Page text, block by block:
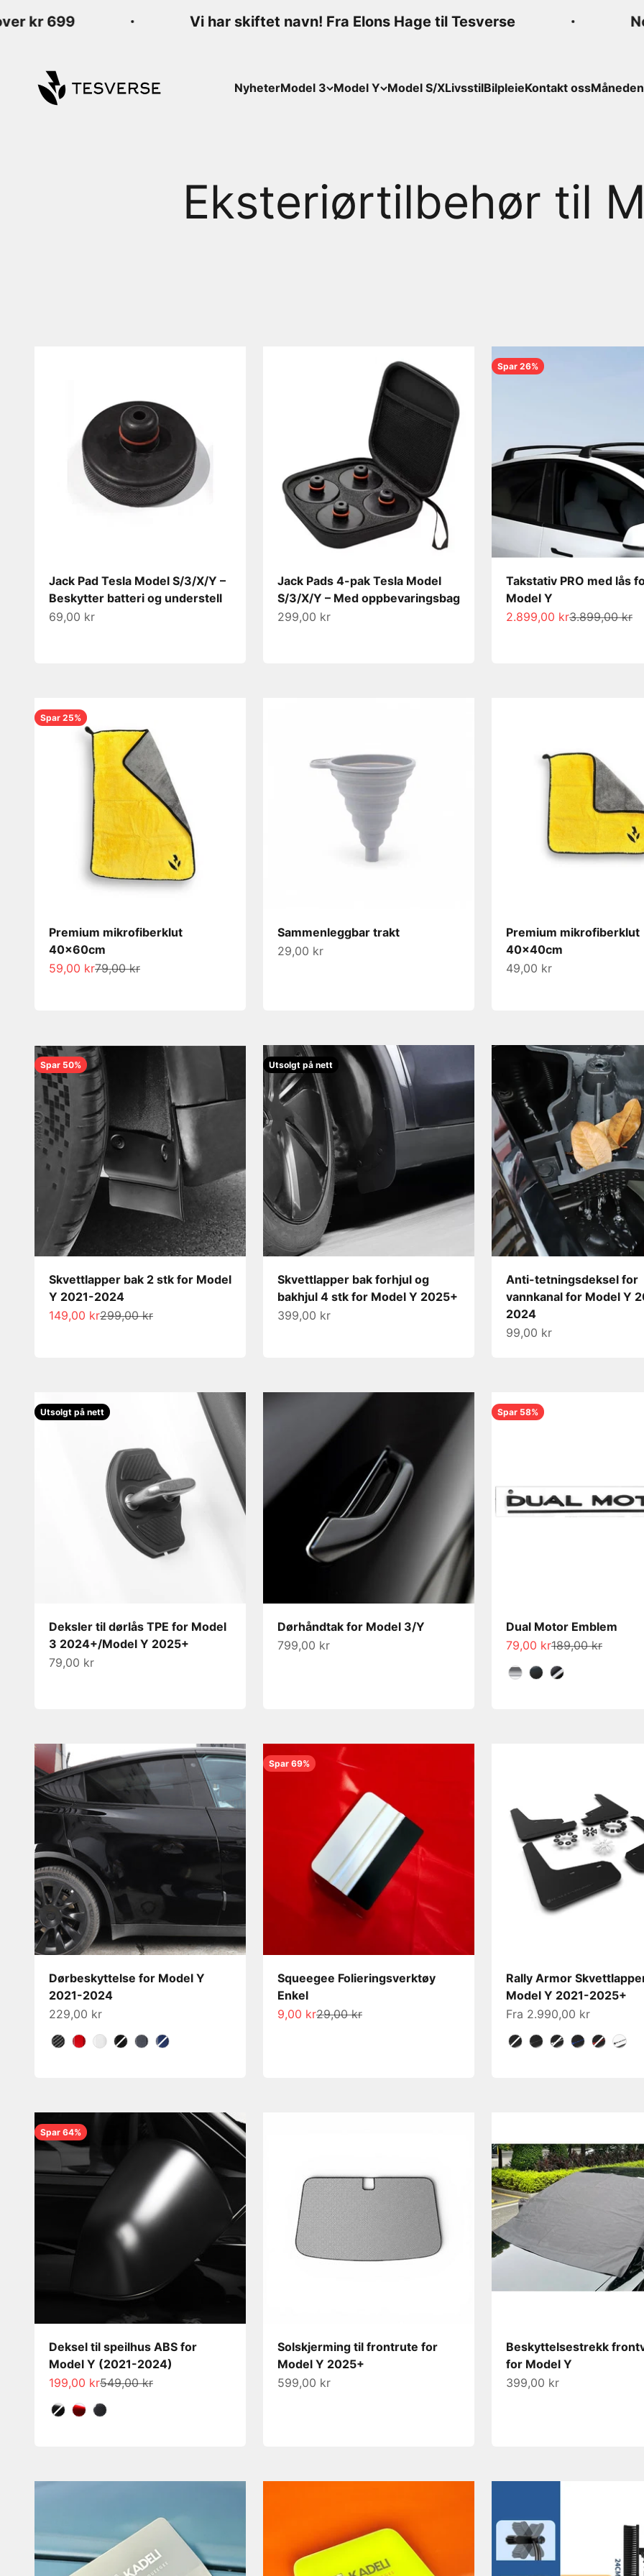
kr 699 Vi har skiftet navn! Fra Elons Hage til Tesverse
NyheterModel 3 Model Y Model S/XLivsstilBilpleieKontakt oss
Tesverse
Jack Pad Tesla Model S/3/X/Y –
Beskytter batteri og understell
Salgspris
69,00 kr
Jack Pads 4-pak Tesla Model
S/3/X/Y – Med oppbevaringsbag
Salgspris
299,00 kr
Spar 26%
Takstativ PRO med lås
Model Y
Salgspris
2.899,00 krNormalpris
3.899,00 kr
Spar 25%
Premium mikrofiberklut
40x60cm
Salgspris
59,00 krNormalpris
79,00 kr
Sammenleggbar trakt
Salgspris
29,00 kr
Premium mikrofiberklut
40x40cm
Salgspris
49,00 kr
Spar 50%
Skvettlapper bak 2 stk for Model
Y 2021-2024
Salgspris
149,00 krNormalpris
299,00 kr
Utsolgt på nett
Skvettlapper bak forhjul og
bakhjul 4 stk for Model Y 2025+
Salgspris
399,00 kr
Anti-tetningsdeksel for
vannkanal for Model Y
2024
Salgspris
99,00 kr
Utsolgt på nett
Deksler til dørlås TPE for Model
3 2024+/Model Y 2025+
Salgspris
79,00 kr
Dørhåndtak for Model 3/Y
Salgspris
799,00 kr
Spar 58%
Dual Motor Emblem
Salgspris
79,00 krNormalpris
189,00 kr
Farge
Dørbeskyttelse for Model Y
2021-2024
Salgspris
229,00 kr
Farge
Spar 69%
Squeegee Folieringsverktøy
Enkel
Salgspris
9,00 krNormalpris
29,00 kr
Rally Armor
Model Y 2021-2025+
Salgspris
Fra 2.990,00 kr
Farge
Spar 64%
Deksel til speilhus ABS for
Model Y (2021-2024)
Salgspris
199,00 krNormalpris
549,00 kr
Farge
Solskjerming til frontrute for
Model Y 2025+
Salgspris
599,00 kr
Beskyttelsestrekk
for Model Y
Salgspris
399,00 kr